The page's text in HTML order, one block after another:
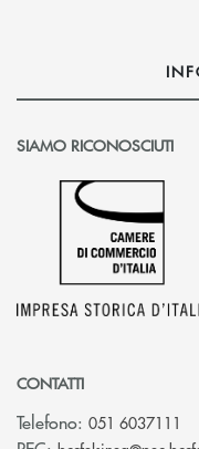
SIAMO RICONOSCIUTI
CONTATTI
Telefono: 051 6037111